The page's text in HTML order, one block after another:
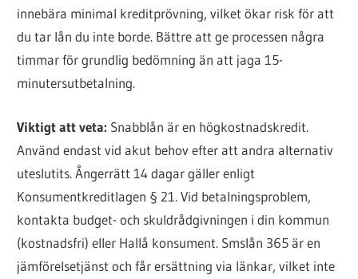
innebära minimal kreditprövning, vilket ökar risk för att
du tar lån du inte borde. Bättre att ge processen några
timmar för grundlig bedömning än att jaga 15-
minutersutbetalning.
Viktigt att veta: Snabblån är en högkostnadskredit.
Använd endast vid akut behov efter att andra alternativ
uteslutits. Ångerrätt 14 dagar gäller enligt
Konsumentkreditlagen § 21. Vid betalningsproblem,
kontakta budget- och skuldrådgivningen i din kommun
(kostnadsfri) eller Hallå konsument. Smslån 365 är en
jämförelsetjänst och får ersättning via länkar, vilket inte